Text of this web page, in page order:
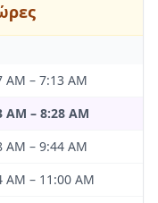
AM – 7:13 AM
AM – 8:28 AM
AM – 9:44 AM
AM – 11:00 AM